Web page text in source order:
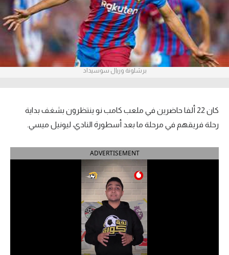
ركن الألعاب
بطولات
أمريكا 2026
الدوري الإنجليزي الممتاز
الدوري الإسباني
الدوري السعودي للمحترفين
برشلونة وريال سوسيداد
كان 22 ألفا حاضرين في ملعب كامب نو ينتظرون بشغف بداية
رحلة فريقهم في مرحلة ما بعد أسطورة النادي، ليونيل ميسي.
ADVERTISEMENT